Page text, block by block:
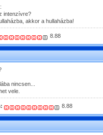
intenzívre?
akkor a hullaházba!
8.88
nincsen...
vele.
8.88